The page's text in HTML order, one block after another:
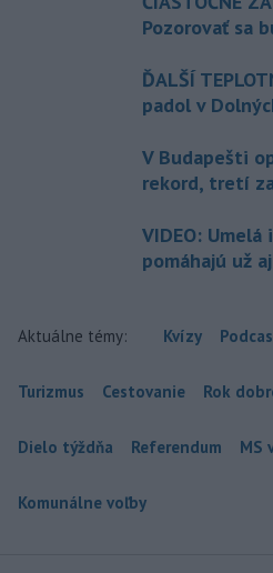
Pozorovať sa
ĎALŠÍ
padol v
V Budapešti
rekord, tretí
VIDEO:
pomáhajú už
Aktuálne témy: Kvízy
Turizmus Cestovanie Rok
Dielo týždňa Referendum MS
Komunálne voľby